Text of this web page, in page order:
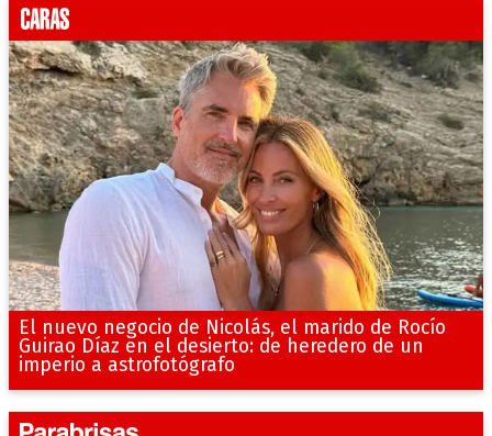
El nuevo negocio de Nicolás, el marido de Rocío
Guirao Díaz en el desierto: de heredero de un
imperio a astrofotógrafo